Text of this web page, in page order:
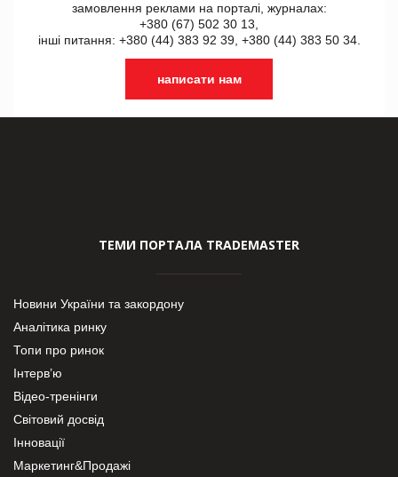
замовлення реклами на порталі, журналах:
+380 (67) 502 30 13,
інші питання: +380 (44) 383 92 39, +380 (44) 383 50 34.
написати нам
ТЕМИ ПОРТАЛА TRADEMASTER
Новини України та закордону
Аналітика ринку
Топи про ринок
Інтерв’ю
Відео-тренінги
Світовий досвід
Інновації
Маркетинг&Продажі